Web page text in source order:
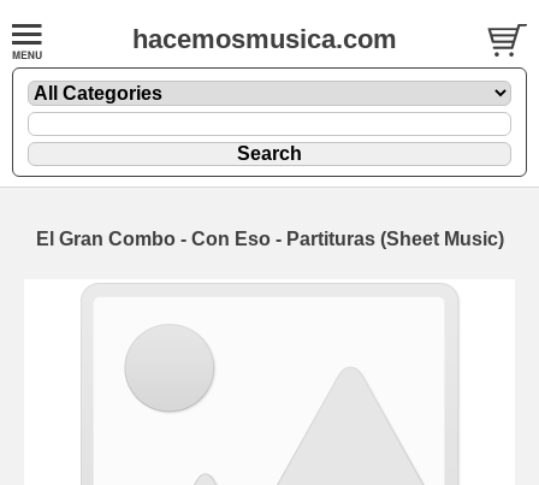
hacemosmusica.com
El Gran Combo - Con Eso - Partituras (Sheet Music)